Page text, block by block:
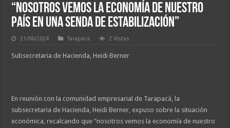
“Nosotros vemos la economía de nuestro
país en una senda de estabilización”
21/06/2024 Tarapacá 2 Vistas
Subsecretaria de Hacienda, Heidi Berner
En reunión con la comunidad empresarial de Tarapacá, la
subsecretaria de Hacienda, Heidi Berner, expuso sobre la situación
económica, recalcando que “nosotros vemos la economía de nuestro